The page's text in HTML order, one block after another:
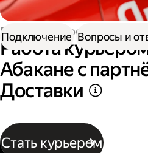
Работа курьером Работа
Работа
Абакане с
Доставки
Стать курьером
Подключение Вопросы и